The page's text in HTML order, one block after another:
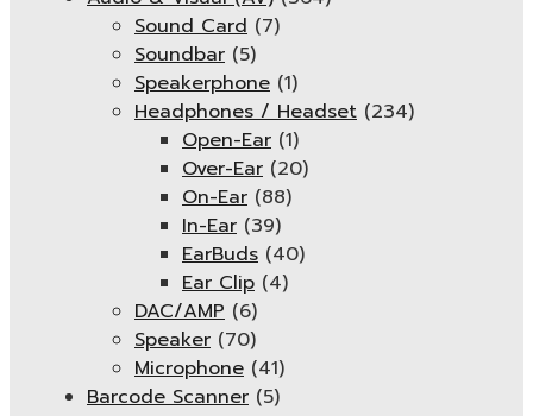
Sound Card (7)
Soundbar (5)
Speakerphone (1)
Headphones / Headset (234)
Open-Ear (1)
Over-Ear (20)
On-Ear (88)
In-Ear (39)
EarBuds (40)
Ear Clip (4)
DAC/AMP (6)
Speaker (70)
Microphone (41)
Barcode Scanner (5)